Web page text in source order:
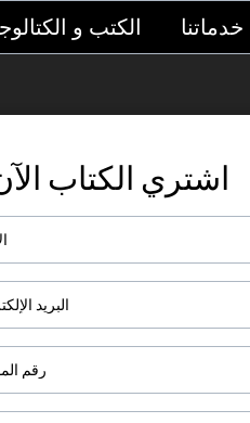
الكتب و خدماتنا
اشتري الكتاب